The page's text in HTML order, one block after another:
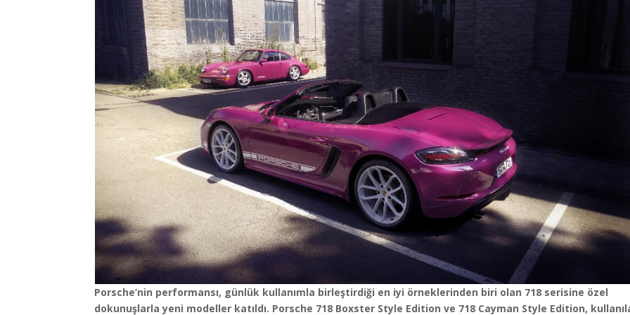
Porsche’nin performansı, günlük kullanımla birleştirdiği en iyi örneklerinden biri olan 718 serisine özel
dokunuşlarla yeni modeller katıldı. Porsche 718 Boxster Style Edition ve 718 Cayman Style Edition,